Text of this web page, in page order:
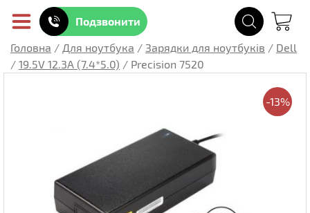
Подзвонити
Головна / Для ноутбука / Зарядки для ноутбуків / Dell
/ 19.5V 12.3A (7.4*5.0) / Precision 7520
-13%